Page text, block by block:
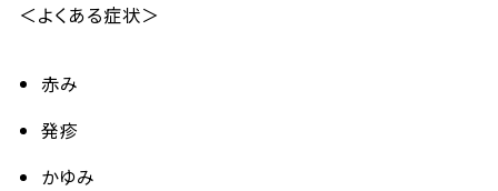
＜よくある症状＞
赤み
発疹
かゆみ